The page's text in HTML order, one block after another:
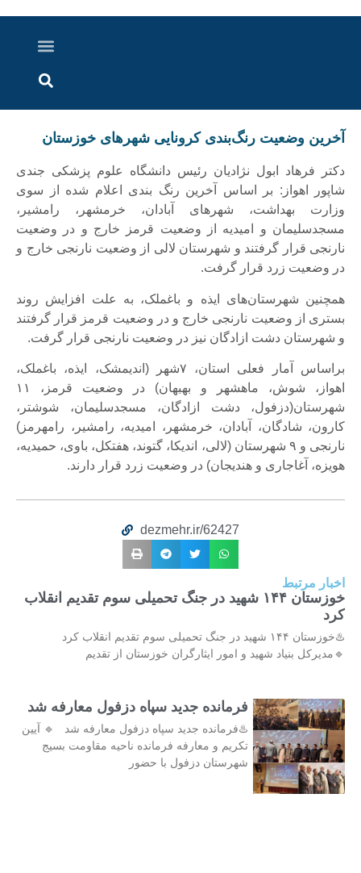
آخرین وضعیت رنگ‌بندی کرونایی شهرهای خوزستان
دکتر فرهاد ابول نژادیان رئیس دانشگاه علوم پزشکی جندی
شاپور اهواز: بر اساس آخرین رنگ بندی اعلام شده از سوی
وزارت بهداشت، شهرهای آبادان، خرمشهر، رامشیر،
مسجدسلیمان و امیدیه از وضعیت قرمز خارج و در وضعیت
نارنجی قرار گرفتند و شهرستان لالی از وضعیت نارنجی خارج و
در وضعیت زرد قرار گرفت.
همچنین شهرستان‌های ایذه و باغملک، به علت افزایش روند
بستری از وضعیت نارنجی خارج و در وضعیت قرمز قرار گرفتند
و شهرستان دشت ازادگان نیز در وضعیت نارنجی قرار گرفت.
براساس آمار فعلی استان، ۷شهر (اندیمشک، ایذه، باغملک،
اهواز، شوش، ماهشهر و بهبهان) در وضعیت قرمز، ۱۱
شهرستان(دزفول، دشت ازادگان، مسجدسلیمان، شوشتر،
کارون، شادگان، آبادان، خرمشهر، امیدیه، رامشیر، رامهرمز)
نارنجی و ۹ شهرستان (لالی، اندیکا، گتوند، هفتکل، باوی، حمیدیه،
هویزه، آغاجاری و هندیجان) در وضعیت زرد قرار دارند.
dezmehr.ir/62427
اخبار مرتبط
خوزستان ۱۴۴ شهید در جنگ تحمیلی سوم تقدیم انقلاب
کرد
♨️خوزستان ۱۴۴ شهید در جنگ تحمیلی سوم تقدیم انقلاب کرد
🔹مدیرکل بنیاد شهید و امور ایثارگران خوزستان از تقدیم
فرمانده جدید سپاه دزفول معارفه شد
♨️فرمانده جدید سپاه دزفول معارفه شد 🔹 آیین
تکریم و معارفه فرمانده ناحیه مقاومت بسیج
شهرستان دزفول با حضور